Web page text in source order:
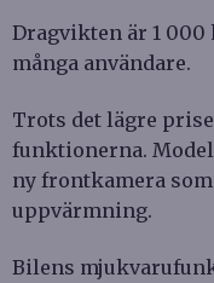
Dragvikten är 1
många användare.
Trots det lägre
funktionerna. Model
ny frontkamera
uppvärmning.
Bilens